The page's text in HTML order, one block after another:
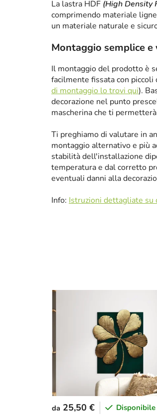
La lastra HDF (High Density
comprimendo materiale
un materiale naturale e
Montaggio semplice e
Il montaggio del prodotto è
facilmente fissata con piccoli
di montaggio lo trovi qui).
decorazione nel punto
mascherina che ti
Ti preghiamo di valutare in
montaggio alternativo e più
stabilità dell'installazione
temperatura e dal corretto
eventuali danni alla
Info: Istruzioni dettagliate su
da 25,50 € Disponibile